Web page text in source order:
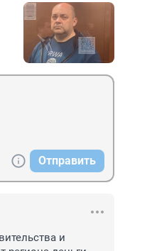
Отправить
и